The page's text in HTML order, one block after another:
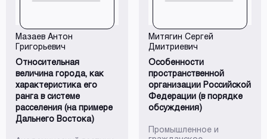
Мазаев Антон
Григорьевич
Относительная
величина города, как
характеристика его
ранга в системе
расселения (на примере
Дальнего Востока)
Митягин Сергей
Дмитриевич
Особенности
пространственной
организации Российской
Федерации (в порядке
обсуждения)
Промышленное и